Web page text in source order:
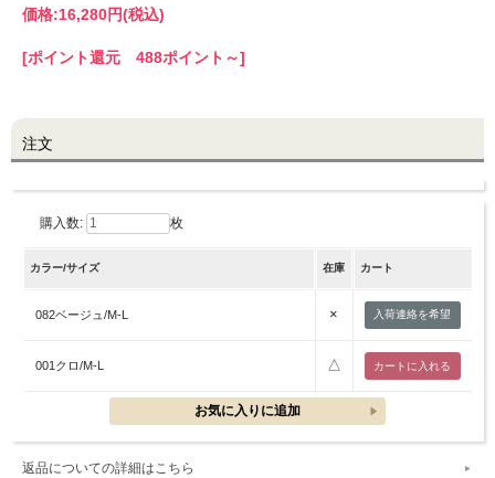
brand site
価格:16,280円(税込)
[ポイント還元 488ポイント～]
注文
購入数: 枚
カラー/サイズ 在庫 カート
082ベージュ/M-L × 入荷連絡を希望
001クロ/M-L △
返品についての詳細はこちら